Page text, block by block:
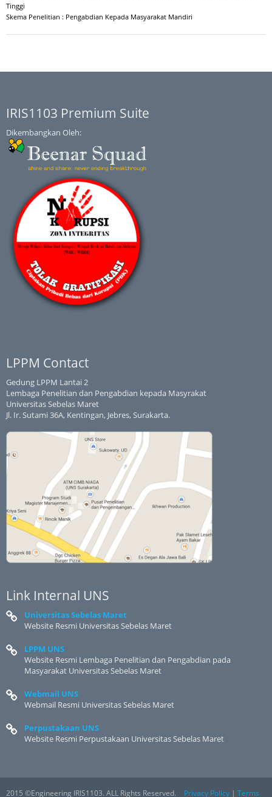
Tinggi
Skema Penelitian : Pengabdian Kepada Masyarakat Mandiri
IRIS1103 Premium Suite
Dikembangkan Oleh:
LPPM Contact
Gedung LPPM Lantai 2
Lembaga Penelitian dan Pengabdian kepada Masyrakat
Universitas Sebelas Maret
Jl. Ir. Sutami 36A, Kentingan, Jebres, Surakarta.
Link Internal UNS
Universitas Sebelas Maret
Website Resmi Universitas Sebelas Maret
LPPM UNS
Website Resmi Lembaga Penelitian dan Pengabdian pada
Masyarakat Universitas Sebelas Maret
Webmail UNS
Webmail Resmi Universitas Sebelas Maret
Perpustakaan UNS
Website Resmi Perpustakaan Universitas Sebelas Maret
2015 ©Engineering IRIS1103. ALL Rights Reserved. Privacy Policy | Terms